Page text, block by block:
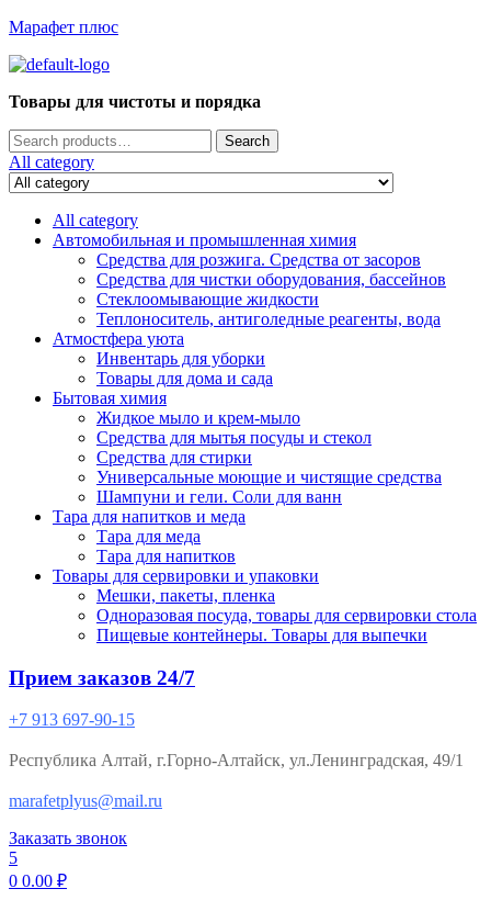
Марафет плюс
Menu
Товары для чистоты и порядка
Search
for:
Search
All category
All category
Автомобильная и промышленная химия
Средства для розжига. Средства от засоров
Средства для чистки оборудования, бассейнов
Стеклоомывающие жидкости
Теплоноситель, антиголедные реагенты, вода
Атмостфера уюта
Инвентарь для уборки
Товары для дома и сада
Бытовая химия
Жидкое мыло и крем-мыло
Средства для мытья посуды и стекол
Средства для стирки
Универсальные моющие и чистящие средства
Шампуни и гели. Соли для ванн
Тара для напитков и меда
Тара для меда
Тара для напитков
Товары для сервировки и упаковки
Мешки, пакеты, пленка
Одноразовая посуда, товары для сервировки стола
Пищевые контейнеры. Товары для выпечки
Прием заказов 24/7
+7 913 697-90-15
Республика Алтай, г.Горно-Алтайск, ул.Ленинградская, 49/1
marafetplyus@mail.ru
Заказать звонок
5
0 0.00 ₽